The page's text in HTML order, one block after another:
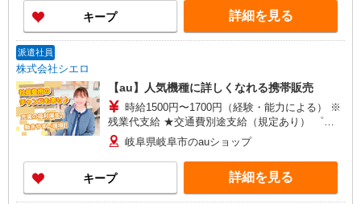
インセンティブ支給(規定有) ★月2回払い・週払い
可能（規程有）★ ゜・。○。・゜+゜・。○。・゜
+゜
キープ 詳細を見る
派遣社員
株式会社シエロ
【au】人気機種に詳しくなれる携帯販売
時給1500円〜1700円（経験・能力による） ※
残業代支給 ★交通費別途支給（規定あり） ゜
+゜・。○。・゜+゜・。○。・゜+゜ 入社祝い金10
万円支給(規定有) お友達を紹介頂くと, インセンテ
ィブ支給(規定有) ★月2回払い・週払い可能（規程
有）★ ゜・。○。・゜+゜・。○。・゜+゜
岐阜県岐阜市のauショップ
キープ 詳細を見る